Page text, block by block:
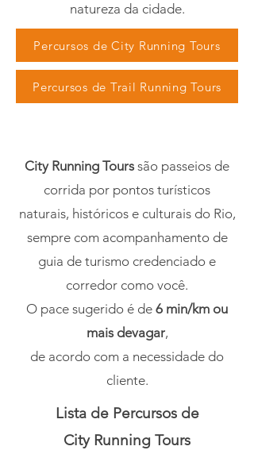
natureza da cidade.
Percursos de City Running Tours
Percursos de Trail Running Tours
City Running Tours são passeios de
corrida por pontos turísticos
naturais, históricos e culturais do Rio,
sempre com acompanhamento de
guia de turismo credenciado e
corredor como você.
O pace sugerido é de 6 min/km ou
mais devagar,
de acordo com a necessidade do
cliente.
Lista de Percursos de
City Running Tours